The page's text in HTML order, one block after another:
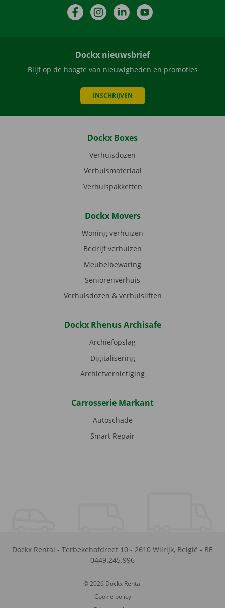
FacebookInstagramLinkedIn
Dockx nieuwsbrief
Blijf op de hoogte van nieuwigheden en promoties
INSCHRIJVEN
Dockx Boxes
Verhuisdozen
Verhuismateriaal
Verhuispakketten
Dockx Movers
Woning verhuizen
Bedrijf verhuizen
Meubelbewaring
Seniorenverhuis
Verhuisdozen & verhuisliften
Dockx Rhenus Archisafe
Archiefopslag
Digitalisering
Archiefvernietiging
Carrosserie Markant
Autoschade
Smart Repair
Dockx Rental - Terbekehofdreef 10 - 2610 Wilrijk, België - BE
0449.245.996
© 2026 Dockx Rental
Cookie policy